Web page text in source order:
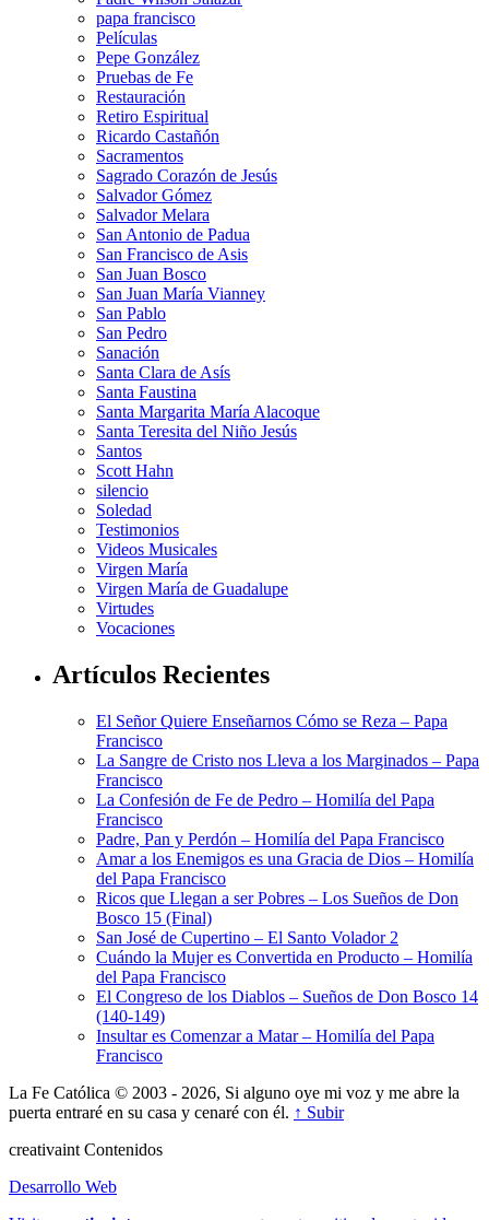
papa francisco
Películas
Pepe González
Pruebas de Fe
Restauración
Retiro Espiritual
Ricardo Castañón
Sacramentos
Sagrado Corazón de Jesús
Salvador Gómez
Salvador Melara
San Antonio de Padua
San Francisco de Asis
San Juan Bosco
San Juan María Vianney
San Pablo
San Pedro
Sanación
Santa Clara de Asís
Santa Faustina
Santa Margarita María Alacoque
Santa Teresita del Niño Jesús
Santos
Scott Hahn
silencio
Soledad
Testimonios
Videos Musicales
Virgen María
Virgen María de Guadalupe
Virtudes
Vocaciones
Artículos Recientes
El Señor Quiere Enseñarnos Cómo se Reza – Papa
Francisco
La Sangre de Cristo nos Lleva a los Marginados – Papa
Francisco
La Confesión de Fe de Pedro – Homilía del Papa
Francisco
Padre, Pan y Perdón – Homilía del Papa Francisco
Amar a los Enemigos es una Gracia de Dios – Homilía
del Papa Francisco
Ricos que Llegan a ser Pobres – Los Sueños de Don
Bosco 15 (Final)
San José de Cupertino – El Santo Volador 2
Cuándo la Mujer es Convertida en Producto – Homilía
del Papa Francisco
El Congreso de los Diablos – Sueños de Don Bosco 14
(140-149)
Insultar es Comenzar a Matar – Homilía del Papa
Francisco
La Fe Católica © 2003 - 2026, Si alguno oye mi voz y me abre la
puerta entraré en su casa y cenaré con él. ↑ Subir
creativaint Contenidos
Desarrollo Web